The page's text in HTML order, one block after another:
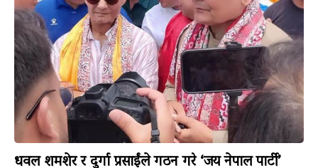
धवल शमशेर र दुर्गा प्रसाईंले गठन गरे ‘जय नेपाल पार्टी’